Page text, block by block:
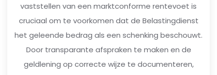
vaststellen van een marktconforme rentevoet is
cruciaal om te voorkomen dat de Belastingdienst
het geleende bedrag als een schenking beschouwt.
Door transparante afspraken te maken en de
geldlening op correcte wijze te documenteren,